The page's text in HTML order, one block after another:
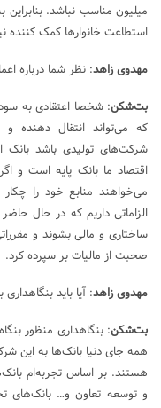
میلیون مناسب نباشد.
استطاعت خانوارها کمک کننده
مهدوی زاهد: نظر شما درباره
بت‌شکن: شخصا اعتقادی به
که می‌تواند انتقال دهنده
شرکت‌های تولیدی باشد بانک
اقتصاد ما بانک پایه است و
می‌خواهند منابع خود را چکار
الزاماتی داریم که در حال حاضر
ساختاری و مالی بشوند و
صحبت از مالیات بر سپرده کرد.
مهدوی زاهد: آیا باید
بت‌شکن: بنگاهداری منظور
همه جای دنیا بانک‌ها به این
هستند. بر اساس تجربه‌ام
و توسعه تعاون و…